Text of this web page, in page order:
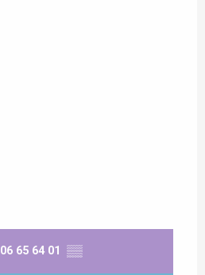
06 65 64 01 ▒▒